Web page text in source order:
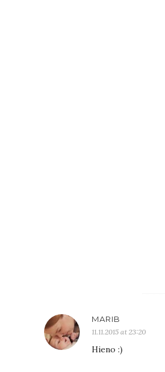
MARIB
11.11.2015 at 23:20
Hieno :)